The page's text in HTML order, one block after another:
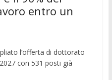
entro un
l’offerta di dottorato
con 531 posti già